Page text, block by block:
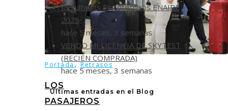
Portada,Retrasos
LOS
PASAJEROS
Resultados Psicotécnicos ENAIRE
2025
hace 5 meses, 3 semanas
VENDO MI LICENCIA DE SKYTEST
(RECIÉN COMPRADA)
hace 5 meses, 3 semanas
Últimas entradas en el Blog